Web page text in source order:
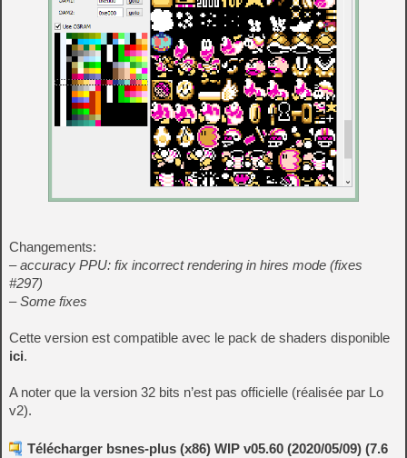
Changements:
– accuracy PPU: fix incorrect rendering in hires mode (fixes
#297)
– Some fixes
Cette version est compatible avec le pack de shaders disponible
ici.
A noter que la version 32 bits n’est pas officielle (réalisée par Lo
v2).
Télécharger bsnes-plus (x86) WIP v05.60 (2020/05/09) (7.6